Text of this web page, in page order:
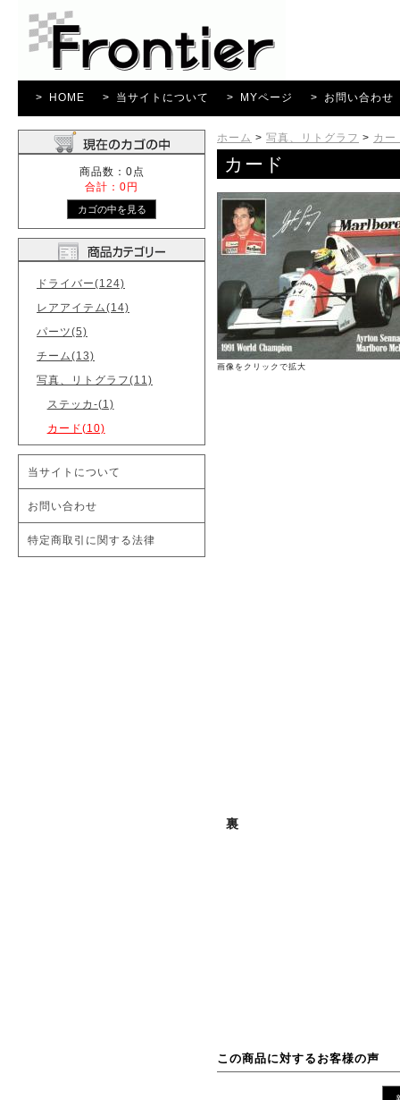
> HOME > 当サイトについて > MYページ > お問い合わせ
商品数：0点
合計：0円
ドライバー(124)
レアアイテム(14)
パーツ(5)
チーム(13)
写真、リトグラフ(11)
ステッカ-(1)
カード(10)
当サイトについて
お問い合わせ
特定商取引に関する法律
ホーム > 写真、リトグラフ > カー
カード
画像をクリックで拡大
裏
この商品に対するお客様の声